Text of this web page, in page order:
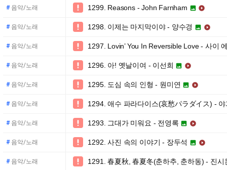
#음악/노래  1299. Reasons - John Farnham  
#음악/노래  1298. 이제는 마지막이야 - 양수경  
#음악/노래  1297. Lovin’ You In Reversible Love - 사이
#음악/노래  1296. 아! 옛날이여 - 이선희  
#음악/노래  1295. 도심 속의 인형 - 원미연  
#음악/노래  1294. 애수 파라다이스(哀愁パラダイス) -
#음악/노래  1293. 그대가 미워요 - 전영록  
#음악/노래  1292. 사진 속의 이야기 - 장두석  
#음악/노래  1291. 春夏秋, 春夏冬(춘하추, 춘하동) - 진시